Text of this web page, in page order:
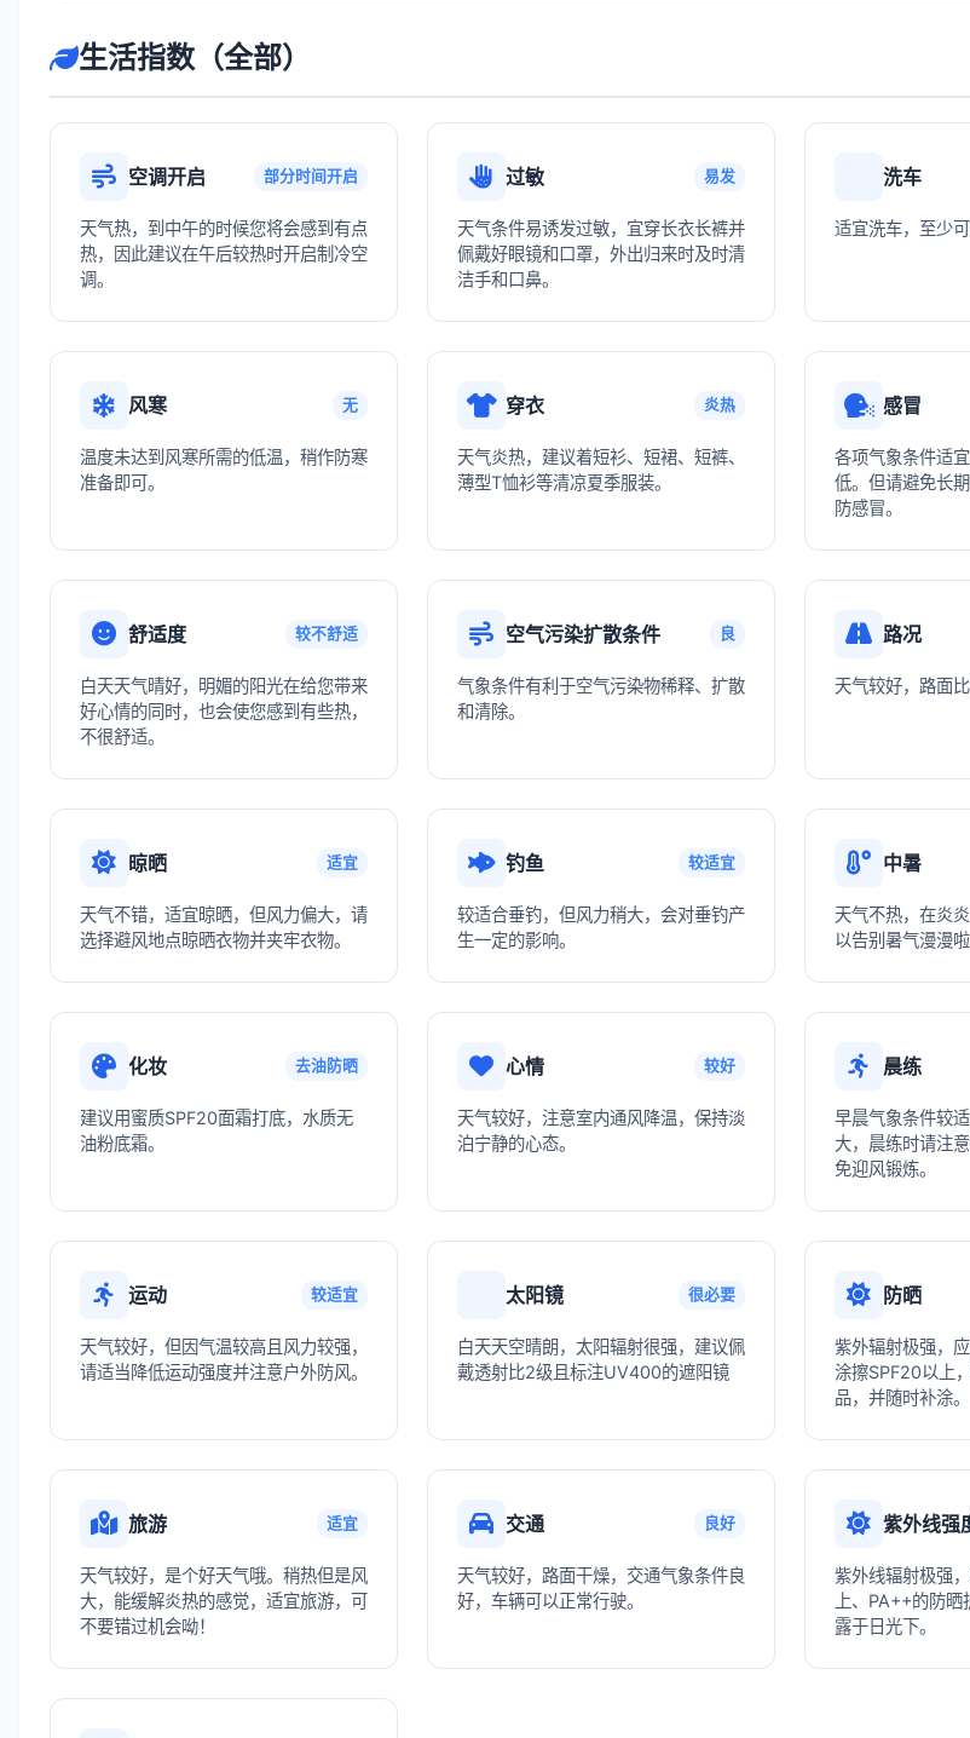
生活指数（全部）
空调开启 部分时间开启
天气热，到中午的时候您将会感到有点
热，因此建议在午后较热时开启制冷空
调。
过敏 易发
天气条件易诱发过敏，宜穿长衣长裤并
佩戴好眼镜和口罩，外出归来时及时清
洁手和口鼻。
洗车
适宜洗车，至少
风寒 无
温度未达到风寒所需的低温，稍作防寒
准备即可。
穿衣 炎热
天气炎热，建议着短衫、短裙、短裤、
薄型T恤衫等清凉夏季服装。
感冒
各项气象条件适
低。但请避免长
防感冒。
舒适度 较不舒适
白天天气晴好，明媚的阳光在给您带来
好心情的同时，也会使您感到有些热，
不很舒适。
空气污染扩散条件 良
气象条件有利于空气污染物稀释、扩散
和清除。
路况
天气较好，路面
晾晒 适宜
天气不错，适宜晾晒，但风力偏大，请
选择避风地点晾晒衣物并夹牢衣物。
钓鱼 较适宜
较适合垂钓，但风力稍大，会对垂钓产
生一定的影响。
中暑
天气不热，在炎
以告别暑气漫漫
化妆 去油防晒
建议用蜜质SPF20面霜打底，水质无
油粉底霜。
心情 较好
天气较好，注意室内通风降温，保持淡
泊宁静的心态。
晨练
早晨气象条件较
大，晨练时请注
免迎风锻炼。
运动 较适宜
天气较好，但因气温较高且风力较强，
请适当降低运动强度并注意户外防风。
太阳镜 很必要
白天天空晴朗，太阳辐射很强，建议佩
戴透射比2级且标注UV400的遮阳镜
防晒
紫外辐射极强，
涂擦SPF20以上
品，并随时补涂。
旅游 适宜
天气较好，是个好天气哦。稍热但是风
大，能缓解炎热的感觉，适宜旅游，可
不要错过机会呦！
交通 良好
天气较好，路面干燥，交通气象条件良
好，车辆可以正常行驶。
紫外线强
紫外线辐射极强
上、PA++的防
露于日光下。